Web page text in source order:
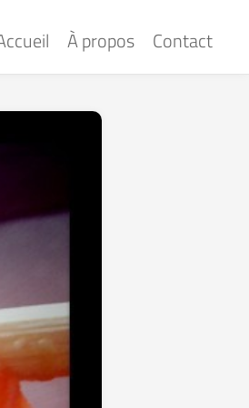
À propos Contact